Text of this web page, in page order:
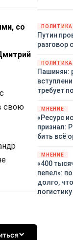
со
свою
Также
которое
всем
Однако
этом
ПОЛИТИКА
Путин
разговор
ПОЛИТИКА
Пашинян:
требует
МНЕНИЕ
«Ресурс
признал:
бить всё
МНЕНИЕ
«400
пепел»:
долго,